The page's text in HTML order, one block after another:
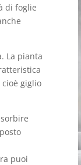
di foglie
La pianta
cioè giglio
puoi